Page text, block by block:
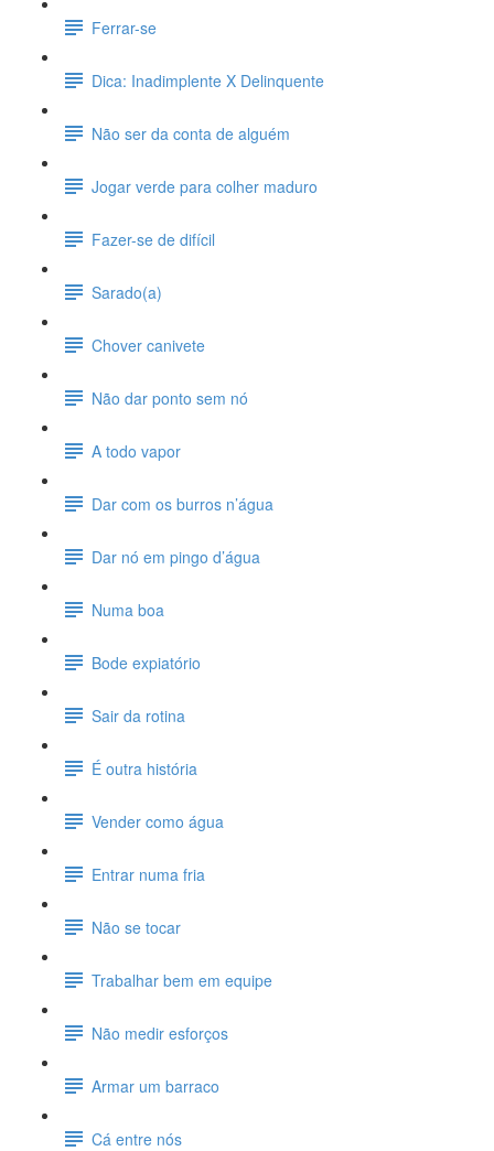
Ferrar-se
Dica: Inadimplente X Delinquente
Não ser da conta de alguém
Jogar verde para colher maduro
Fazer-se de difícil
Sarado(a)
Chover canivete
Não dar ponto sem nó
A todo vapor
Dar com os burros n’água
Dar nó em pingo d’água
Numa boa
Bode expiatório
Sair da rotina
É outra história
Vender como água
Entrar numa fria
Não se tocar
Trabalhar bem em equipe
Não medir esforços
Armar um barraco
Cá entre nós